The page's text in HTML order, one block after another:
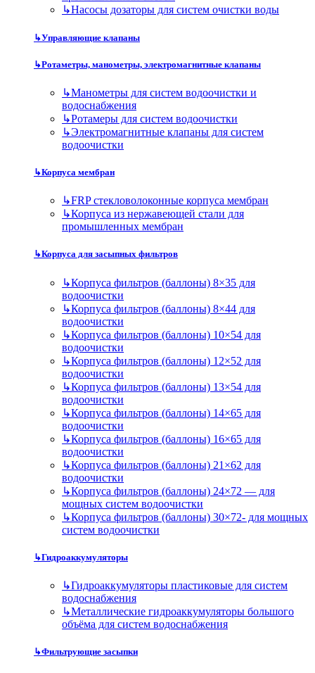
↳Насосы дозаторы для систем очистки воды
↳Управляющие клапаны
↳Ротаметры, манометры, электромагнитные клапаны
↳Манометры для систем водоочистки и
водоснабжения
↳Ротамеры для систем водоочистки
↳Электромагнитные клапаны для систем
водоочистки
↳Корпуса мембран
↳FRP стекловолоконные корпуса мембран
↳Корпуса из нержавеющей стали для
промышленных мембран
↳Корпуса для засыпных фильтров
↳Корпуса фильтров (баллоны) 8×35 для
водоочистки
↳Корпуса фильтров (баллоны) 8×44 для
водоочистки
↳Корпуса фильтров (баллоны) 10×54 для
водоочистки
↳Корпуса фильтров (баллоны) 12×52 для
водоочистки
↳Корпуса фильтров (баллоны) 13×54 для
водоочистки
↳Корпуса фильтров (баллоны) 14×65 для
водоочистки
↳Корпуса фильтров (баллоны) 16×65 для
водоочистки
↳Корпуса фильтров (баллоны) 21×62 для
водоочистки
↳Корпуса фильтров (баллоны) 24×72 — для
мощных систем водоочистки
↳Корпуса фильтров (баллоны) 30×72- для мощных
систем водоочистки
↳Гидроаккумуляторы
↳Гидроаккумуляторы пластиковые для систем
водоснабжения
↳Металлические гидроаккумуляторы большого
объёма для систем водоснабжения
↳Фильтрующие засыпки